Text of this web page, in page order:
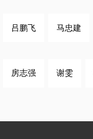
吕鹏飞 马忠建
房志强 谢雯